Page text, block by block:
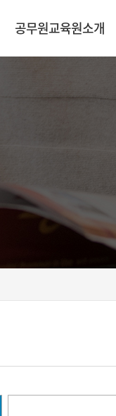
공무원교육원소개